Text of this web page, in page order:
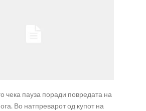
чека пауза поради повредата на
Во натпреварот од купот на